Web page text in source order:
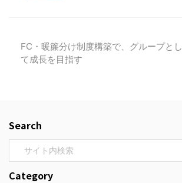
FC・暖簾分け制度構築で、グループとし
て成長を目指す
Search
Category